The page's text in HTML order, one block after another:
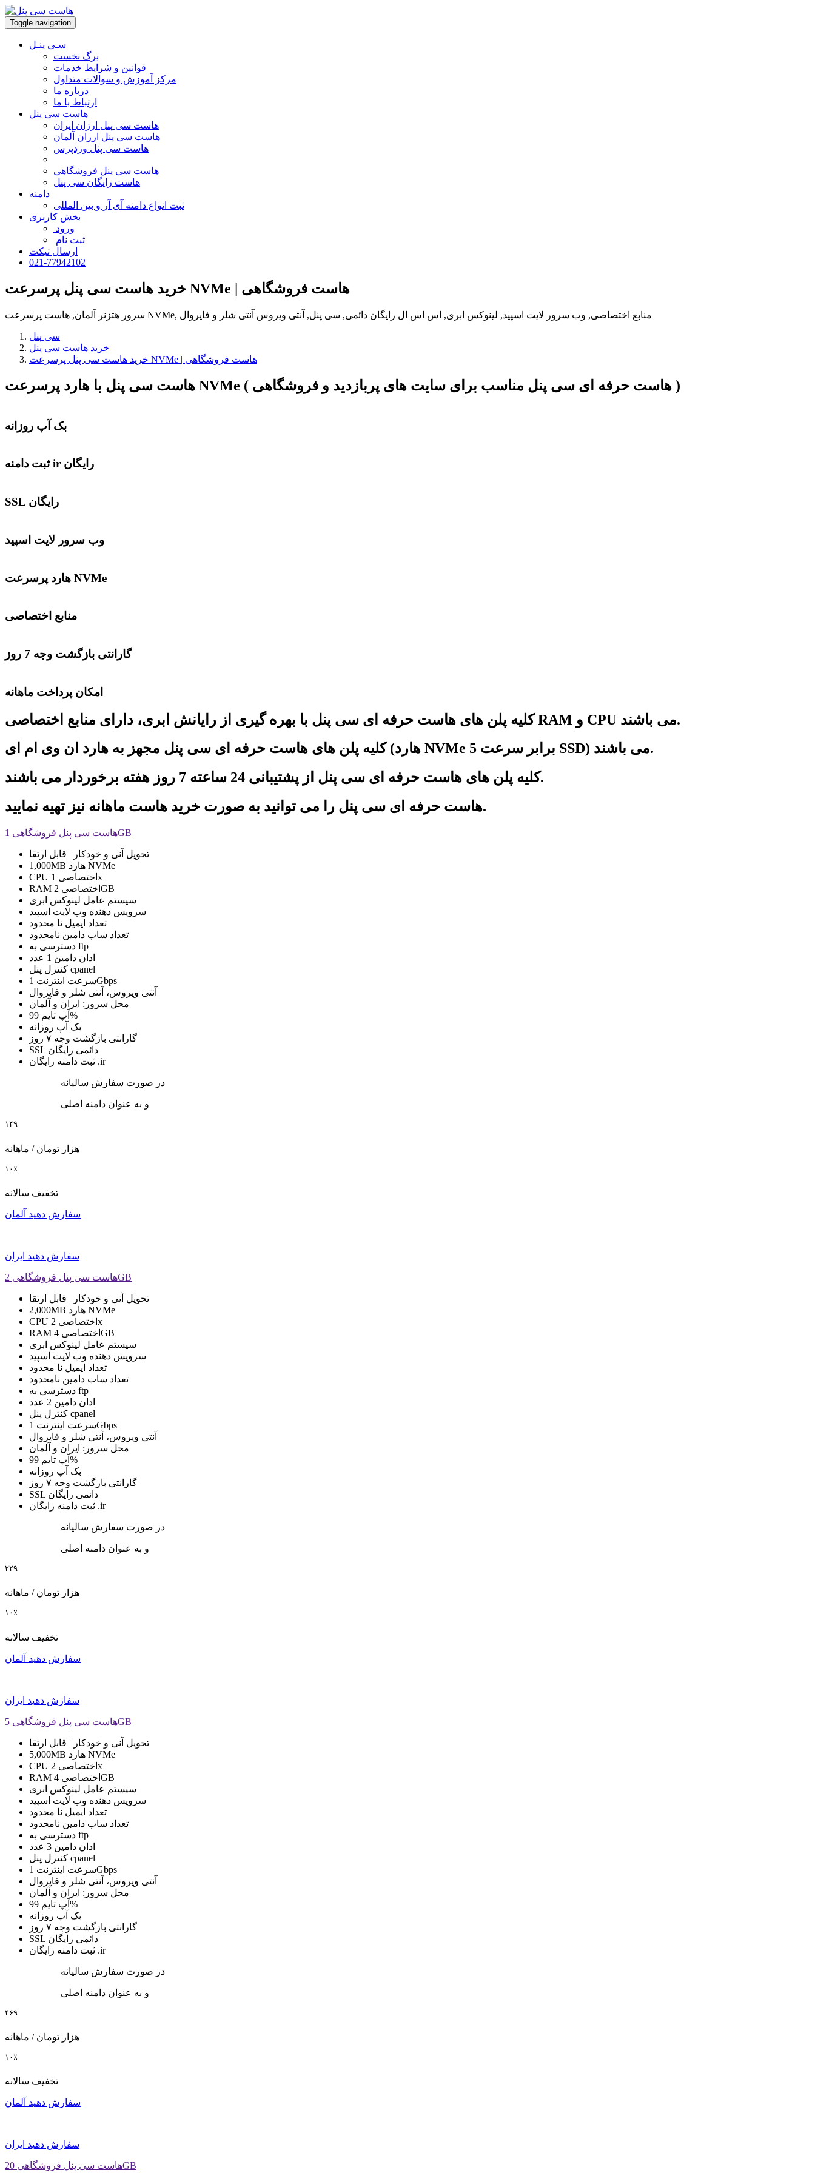
Toggle navigation
سـی پنـل
برگ نخست
قوانین و شرایط خدمات
مرکز آموزش و سوالات متداول
درباره ما
ارتباط با ما
هاست سی پنل
هاست سی پنل ارزان ایران
هاست سی پنل ارزان آلمان
هاست سی پنل وردپرس
هاست سی پنل فروشگاهی
هاست رایگان سی پنل
دامنه
ثبت انواع دامنه آی آر و بین المللی
بخش کاربری
ورود
ثبت نام
ارسال تیکت
021-77942102
خرید هاست سی پنل پرسرعت NVMe | هاست فروشگاهی
سرور هتزنر آلمان, هاست پرسرعت NVMe, منابع اختصاصی, وب سرور لایت اسپید, لینوکس ابری, اس اس ال رایگان دائمی, سی پنل, آنتی ویروس آنتی شلر و فایروال
سی پنل
خرید هاست سی پنل
خرید هاست سی پنل پرسرعت NVMe | هاست فروشگاهی
هاست سی پنل با هارد پرسرعت NVMe ( هاست حرفه ای سی پنل مناسب برای سایت های پربازدید و فروشگاهی )
بک آپ روزانه
ثبت دامنه ir رایگان
SSL رایگان
وب سرور لایت اسپید
هارد پرسرعت NVMe
منابع اختصاصی
گارانتی بازگشت وجه 7 روز
امکان پرداخت ماهانه
کلیه پلن های هاست حرفه ای سی پنل با بهره گیری از رایانش ابری، دارای منابع اختصاصی RAM و CPU می باشند.
کلیه پلن های هاست حرفه ای سی پنل مجهز به هارد ان وی ام ای (هارد NVMe 5 برابر سرعت SSD) می باشند.
کلیه پلن های هاست حرفه ای سی پنل از پشتیبانی 24 ساعته 7 روز هفته برخوردار می باشند.
هاست حرفه ای سی پنل را می توانید به صورت خرید هاست ماهانه نیز تهیه نمایید.
هاست سی پنل فروشگاهی 1GB
تحویل آنی و خودکار | قابل ارتقا
1,000MB
NVMe
CPU اختصاصی 1x
RAM اختصاصی 2GB
سیستم عامل لینوکس ابری
سرویس دهنده وب لایت اسپید
تعداد ایمیل نا محدود
تعداد ساب دامین نامحدود
ftp
ادان دامین 1 عدد
cpanel
سرعت اینترنت1Gbps
آنتی ویروس، آنتی شلر و فایروال
محل سرور: ایران و آلمان
آپ تایم 99%
بک آپ روزانه
گارانتی بازگشت وجه ۷ روز
SSL دائمی رایگان
ثبت دامنه رایگان .ir
در صورت سفارش سالیانه
و به عنوان دامنه اصلی
۱۴۹
هزار تومان / ماهانه
۱۰٪
تخفیف سالانه
سفارش دهید آلمان
سفارش دهید ایران
هاست سی پنل فروشگاهی 2GB
تحویل آنی و خودکار | قابل ارتقا
2,000MB
NVMe
CPU اختصاصی 2x
RAM اختصاصی 4GB
سیستم عامل لینوکس ابری
سرویس دهنده وب لایت اسپید
تعداد ایمیل نا محدود
تعداد ساب دامین نامحدود
ftp
ادان دامین 2 عدد
cpanel
سرعت اینترنت1Gbps
آنتی ویروس، آنتی شلر و فایروال
محل سرور: ایران و آلمان
آپ تایم 99%
بک آپ روزانه
گارانتی بازگشت وجه ۷ روز
SSL دائمی رایگان
ثبت دامنه رایگان .ir
در صورت سفارش سالیانه
و به عنوان دامنه اصلی
۲۲۹
هزار تومان / ماهانه
۱۰٪
تخفیف سالانه
سفارش دهید آلمان
سفارش دهید ایران
هاست سی پنل فروشگاهی 5GB
تحویل آنی و خودکار | قابل ارتقا
5,000MB
NVMe
CPU اختصاصی 2x
RAM اختصاصی 4GB
سیستم عامل لینوکس ابری
سرویس دهنده وب لایت اسپید
تعداد ایمیل نا محدود
تعداد ساب دامین نامحدود
ftp
ادان دامین 3 عدد
cpanel
سرعت اینترنت1Gbps
آنتی ویروس، آنتی شلر و فایروال
محل سرور: ایران و آلمان
آپ تایم 99%
بک آپ روزانه
گارانتی بازگشت وجه ۷ روز
SSL دائمی رایگان
ثبت دامنه رایگان .ir
در صورت سفارش سالیانه
و به عنوان دامنه اصلی
۴۶۹
هزار تومان / ماهانه
۱۰٪
تخفیف سالانه
سفارش دهید آلمان
سفارش دهید ایران
هاست سی پنل فروشگاهی 20GB